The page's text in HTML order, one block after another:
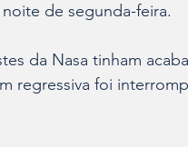
de segunda-feira.
da Nasa tinham
regressiva foi